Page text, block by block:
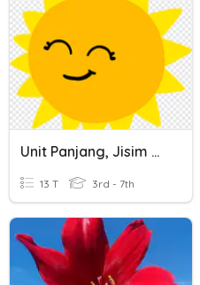
Unit Panjang, Jisim & Isipadu
13 T 3rd - 7th